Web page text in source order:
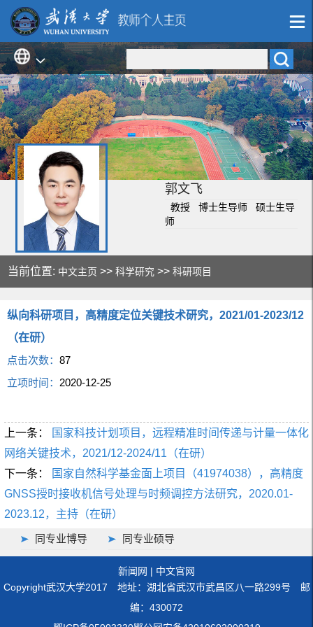
郭文飞
教授 博士生导师 硕士生导
师
当前位置: 中文主页 >>科学研究 >>科研项目
纵向科研项目，高精度定位关键技术研究，2021/01-2023/12
（在研）
点击次数：87
立项时间： 2020-12-25
上一条：
国家科技计划项目，远程精准时间传递与计量一体化
网络关键技术，2021/12-2024/11（在研）
下一条：
国家自然科学基金面上项目（41974038），高精度
GNSS授时接收机信号处理与时频调控方法研究，2020.01-
2023.12，主持（在研）
同专业博导 同专业硕导
新闻网 | 中文官网
Copyright武汉大学2017 地址：湖北省武汉市武昌区八一路299号 邮
编：430072